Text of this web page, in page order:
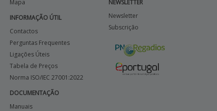
Mapa
INFORMAÇÃO ÚTIL
Contactos
Perguntas Frequentes
Ligações Úteis
Tabela de Preços
Norma ISO/IEC 27001:2022
DOCUMENTAÇÃO
Manuais
NEWSLETTER
Newsletter
Subscrição